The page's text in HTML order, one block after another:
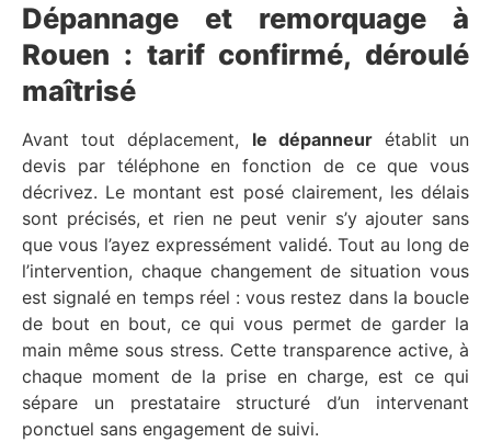
Dépannage et remorquage à
Rouen : tarif confirmé, déroulé
maîtrisé
Avant tout déplacement, le dépanneurétablit un
devis par téléphone en fonction de ce que vous
décrivez. Le montant est posé clairement, les délais
sont précisés, et rien ne peut venir s’y ajouter sans
que vous l’ayez expressément validé. Tout au long de
l’intervention, chaque changement de situation vous
est signalé en temps réel : vous restez dans la boucle
de bout en bout, ce qui vous permet de garder la
main même sous stress. Cette transparence active, à
chaque moment de la prise en charge, est ce qui
sépare un prestataire structuré d’un intervenant
ponctuel sans engagement de suivi.